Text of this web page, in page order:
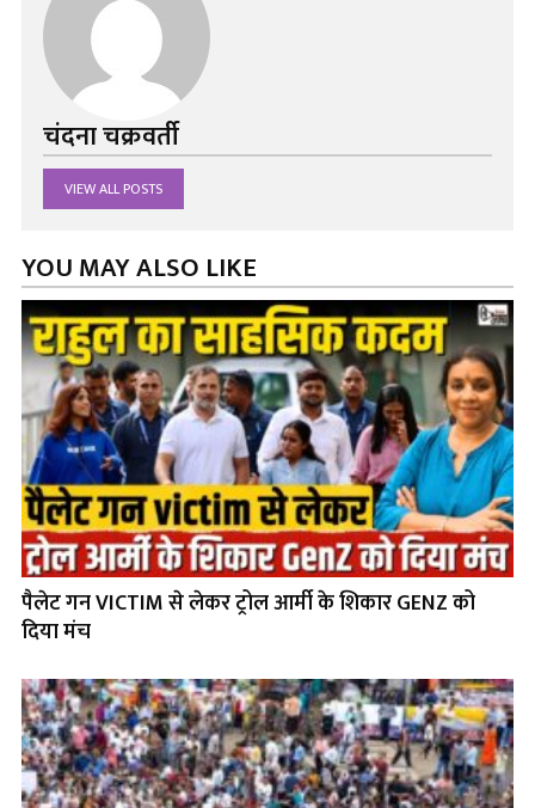
चंदना चक्रवर्ती
VIEW ALL POSTS
YOU MAY ALSO LIKE
पैलेट गन VICTIM से लेकर ट्रोल आर्मी के शिकार GENZ को
दिया मंच